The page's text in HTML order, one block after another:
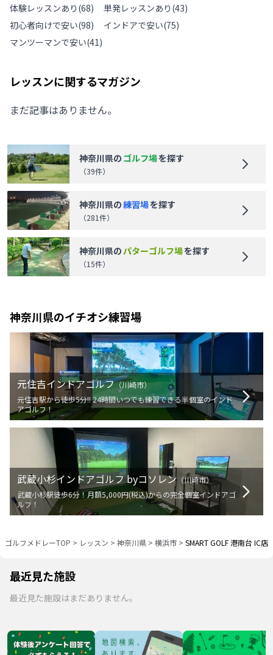
体験レッスンあり (68) 単発レッスンあり (43)
初心者向けで安い(98) インドアで安い(75)
マンツーマンで安い(41)
レッスンに関するマガジン
まだ記事はありません。
神奈川県の ゴルフ場を探す
（39件）
神奈川県の練習場を探す
（281件）
神奈川県のパターゴルフ場を探す
（15件）
神奈川県のイチオシ練習場
元住吉インドアゴルフ（川崎市）
元住吉駅から徒歩5分!! 24時間いつでも練習できる半個室のインド
アゴルフ！
武蔵小杉インドアゴルフ byコソレン（川崎市）
武蔵小杉駅徒歩6分！月額5,000円(税込)からの完全個室インドアゴ
ルフ！
ゴルフメドレーTOP > レッスン > 神奈川県 > 横浜市 > SMART GOLF 港南台 IC店
最近見た施設
最近見た施設はまだありません。